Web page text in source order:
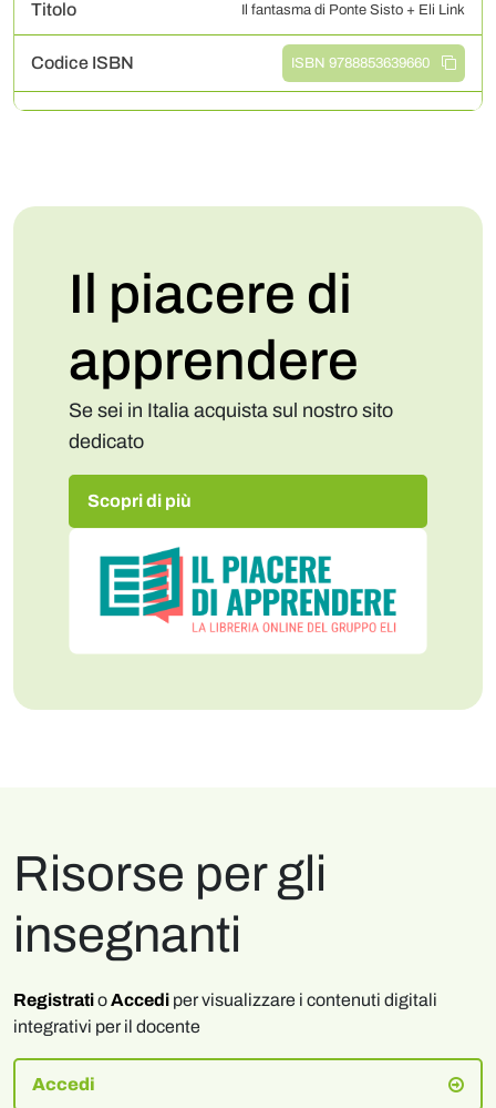
Titolo Il fantasma di Ponte Sisto + Eli Link
Codice ISBN ISBN 9788853639660
Il piacere di
apprendere
Se sei in Italia acquista sul nostro sito
dedicato
Scopri di più
Risorse per gli
insegnanti
RegistratioAccedi per visualizzare i contenuti digitali
integrativi per il docente
Accedi